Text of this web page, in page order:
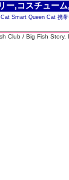
ー,コスチュー
Cat Smart Queen Cat 携
Club / Big Fish Story,